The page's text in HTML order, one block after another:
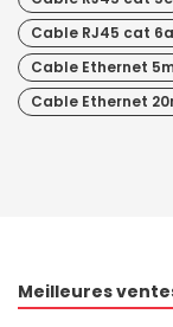
Cable RJ45 cat 6a
Cable Ethernet
Cable Ethernet
Meilleures